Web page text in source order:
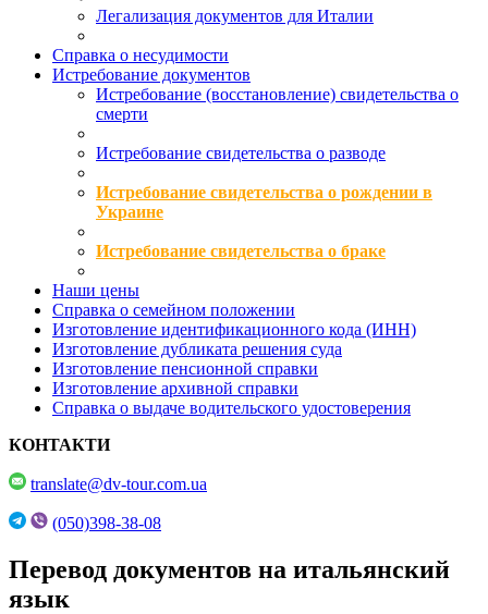
Легализация документов для Италии
Справка о несудимости
Истребование документов
Истребование (восстановление) свидетельства о
смерти
Истребование свидетельства о разводе
Истребование свидетельства о рождении в
Украине
Истребование свидетельства о браке
Наши цены
Справка о семейном положении
Изготовление идентификационного кода (ИНН)
Изготовление дубликата решения суда
Изготовление пенсионной справки
Изготовление архивной справки
Справка о выдаче водительского удостоверения
КОНТАКТИ
translate@dv-tour.com.ua
(050)398-38-08
Перевод документов на итальянский
язык